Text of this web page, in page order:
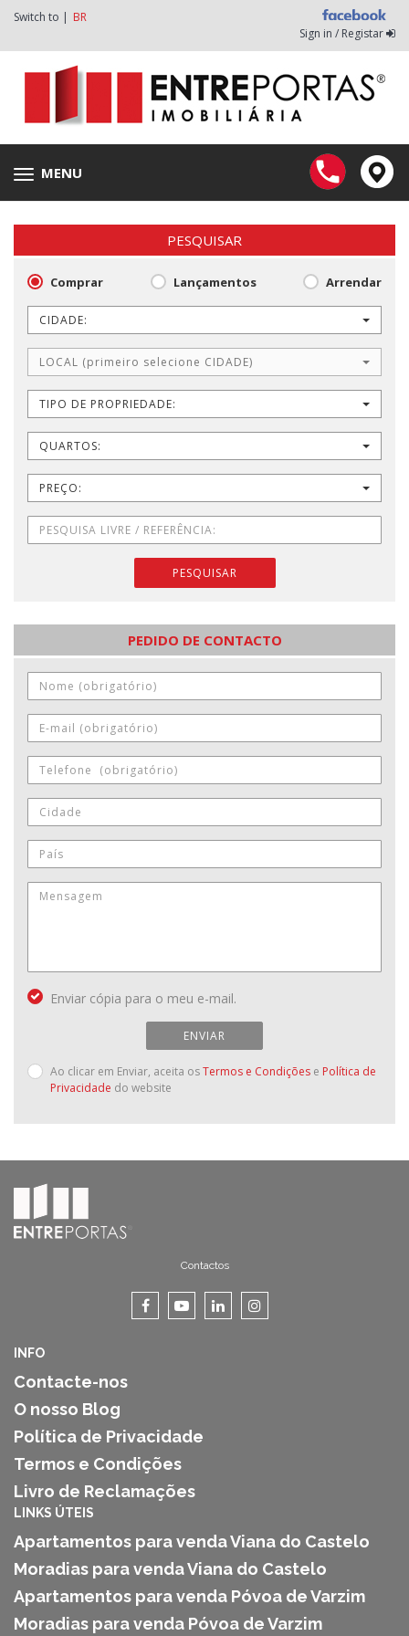
Switch to | BR
Sign in / Registar
Toggle
navigation
MENU
PESQUISAR
Comprar Lançamentos Arrendar
CIDADE:
LOCAL (primeiro selecione CIDADE)
TIPO DE PROPRIEDADE:
QUARTOS:
PREÇO:
PESQUISAR
PEDIDO DE CONTACTO
Enviar cópia para o meu e-mail.
ENVIAR
Ao clicar em Enviar, aceita osTermos e Condições e Política de
Privacidade do website
Contactos
INFO
Contacte-nos
O nosso Blog
Política de Privacidade
Termos e Condições
Livro de Reclamações
LINKS ÚTEIS
Apartamentos para venda Viana do Castelo
Moradias para venda Viana do Castelo
Apartamentos para venda Póvoa de Varzim
Moradias para venda Póvoa de Varzim